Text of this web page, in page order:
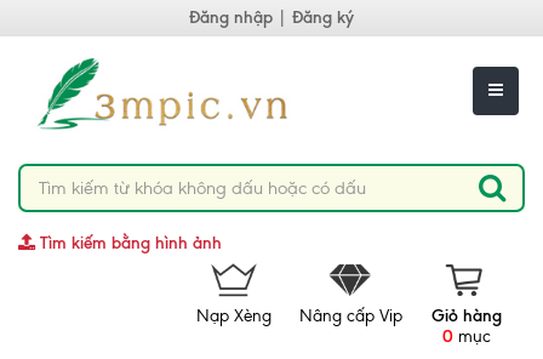
Đăng nhập Đăng ký
Tìm kiếm bằng hình ảnh
Giỏ hàng
0 mục
Nâng cấp Vip
Nạp Xèng